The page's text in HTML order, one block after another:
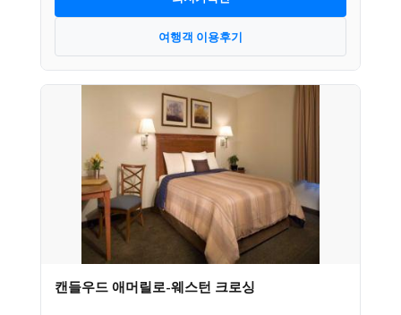
여행객 이용후기
캔들우드 애머릴로-웨스턴 크로싱